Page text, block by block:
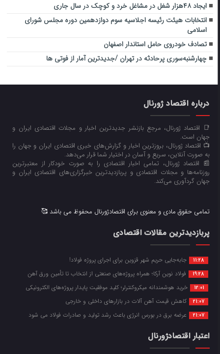
ایجاد ۴۸هزار شغل در مشاغل خرد و کوچک در سال جاری
انتخابات هیئت رئیسه اجلاسیه سوم دوازدهمین دوره مجلس شورای
اسلامی
تصادف خودروی حامل استاندار اصفهان
چهارشنبه‌سوری پرحادثه در تهران /جدیدترین آمار از فوتی ها
درباره اقتصاد ژورنال
📑 اقتصاد ژورنال، مرجع بازنشر جدیدترین اخبار و مجلات اقتصادی ایران و
جهان است.
📺 اقتصاد ژورنال، بروزترین اخبار و گزارش‌های خبری اقتصادی ایران و جهان را
به صورت آنلاین، سریع و آسان در اختیار شما قرار می‌‌دهد.
📰 اقتصاد ژورنال، تمامی اخبار اقتصادی را به صورت خودکار از معتبرترین
روزنامه‌ها و مجلات اقتصادی و پربازدیدترین خبرگزاری‌های اقتصادی ایران و
جهان گردآوری می‌کند.
تمامی حقوق مادی و معنوی برای اقتصادژورنال محفوظ می باشد 🥰
پربازدیدترین مقالات اقتصادی
11:28 جابه‌جایی حریم شهر قزوین برای اجرای پروژه فولاد!
19:28 فولاد نوین آرکا؛ همراه پروژه‌های صنعتی از انتخاب تا تأمین ورق آهن
12:01 خرید هوشمندانه میکروکنترلر؛ کلید موفقیت پایدار پروژه‌های الکترونیکی
21:07 کاهش قیمت آهن آلات در بازارهای داخلی و خارجی
21:07 عرضه برق در بورس انرژی باعث رشد تولید و صادرات فولاد می شود
اعتبار اقتصادژورنال